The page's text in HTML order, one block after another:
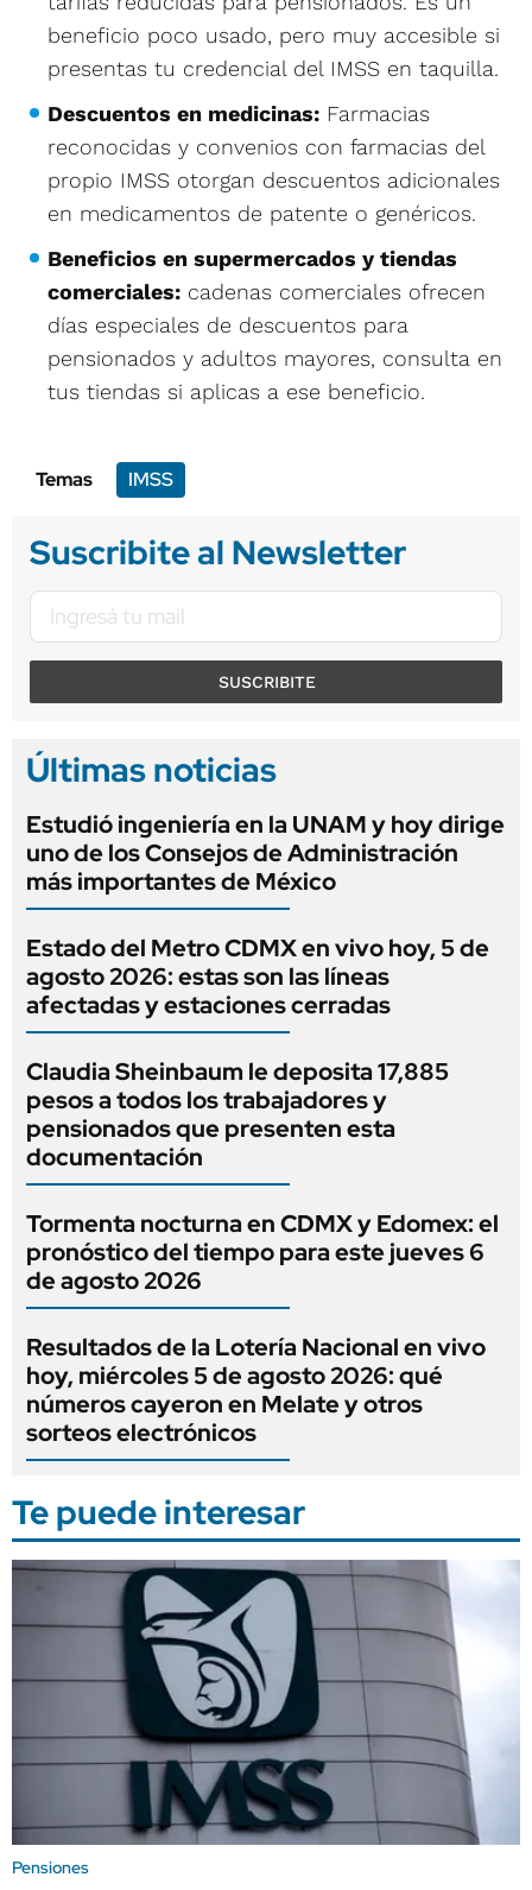
beneficio poco usado, pero muy accesible si
presentas tu credencial del IMSS en taquilla.
Descuentos en medicinas: Farmacias
reconocidas y convenios con farmacias del
propio IMSS otorgan descuentos adicionales
en medicamentos de patente o genéricos.
Beneficios en supermercados y tiendas
comerciales: cadenas comerciales ofrecen
días especiales de descuentos para
pensionados y adultos mayores, consulta en
tus tiendas si aplicas a ese beneficio.
Temas IMSS
Suscribite al Newsletter
SUSCRIBITE
Últimas noticias
Estudió ingeniería en la UNAM y hoy dirige
uno de los Consejos de Administración
más importantes de México
Estado del Metro CDMX en vivo hoy, 5 de
agosto 2026: estas son las líneas
afectadas y estaciones cerradas
Claudia Sheinbaum le deposita 17,885
pesos a todos los trabajadores y
pensionados que presenten esta
documentación
Tormenta nocturna en CDMX y Edomex: el
pronóstico del tiempo para este jueves 6
de agosto 2026
Resultados de la Lotería Nacional en vivo
hoy, miércoles 5 de agosto 2026: qué
números cayeron en Melate y otros
sorteos electrónicos
Te puede interesar
Pensiones